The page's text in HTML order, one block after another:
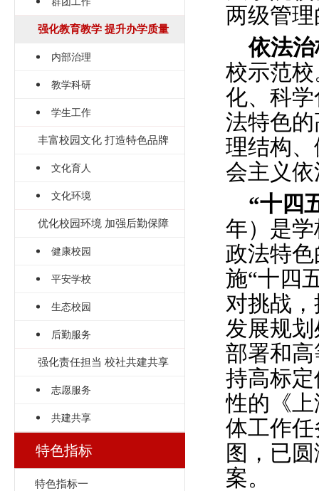
强化教育教学 提升办学质量
内部治理
教学科研
学生工作
丰富校园文化 打造特色品牌
文化育人
文化环境
优化校园环境 加强后勤保障
健康校园
平安学校
生态校园
后勤服务
强化责任担当 校社共建共享
志愿服务
共建共享
特色指标
特色指标一
两级管
依法
校示范
化、科
法特色
理结构
会主义
“十四
年）是
政法特
施“十四
对挑战
发展规
部署和
持高标
性的《
体工作
图，已
案。